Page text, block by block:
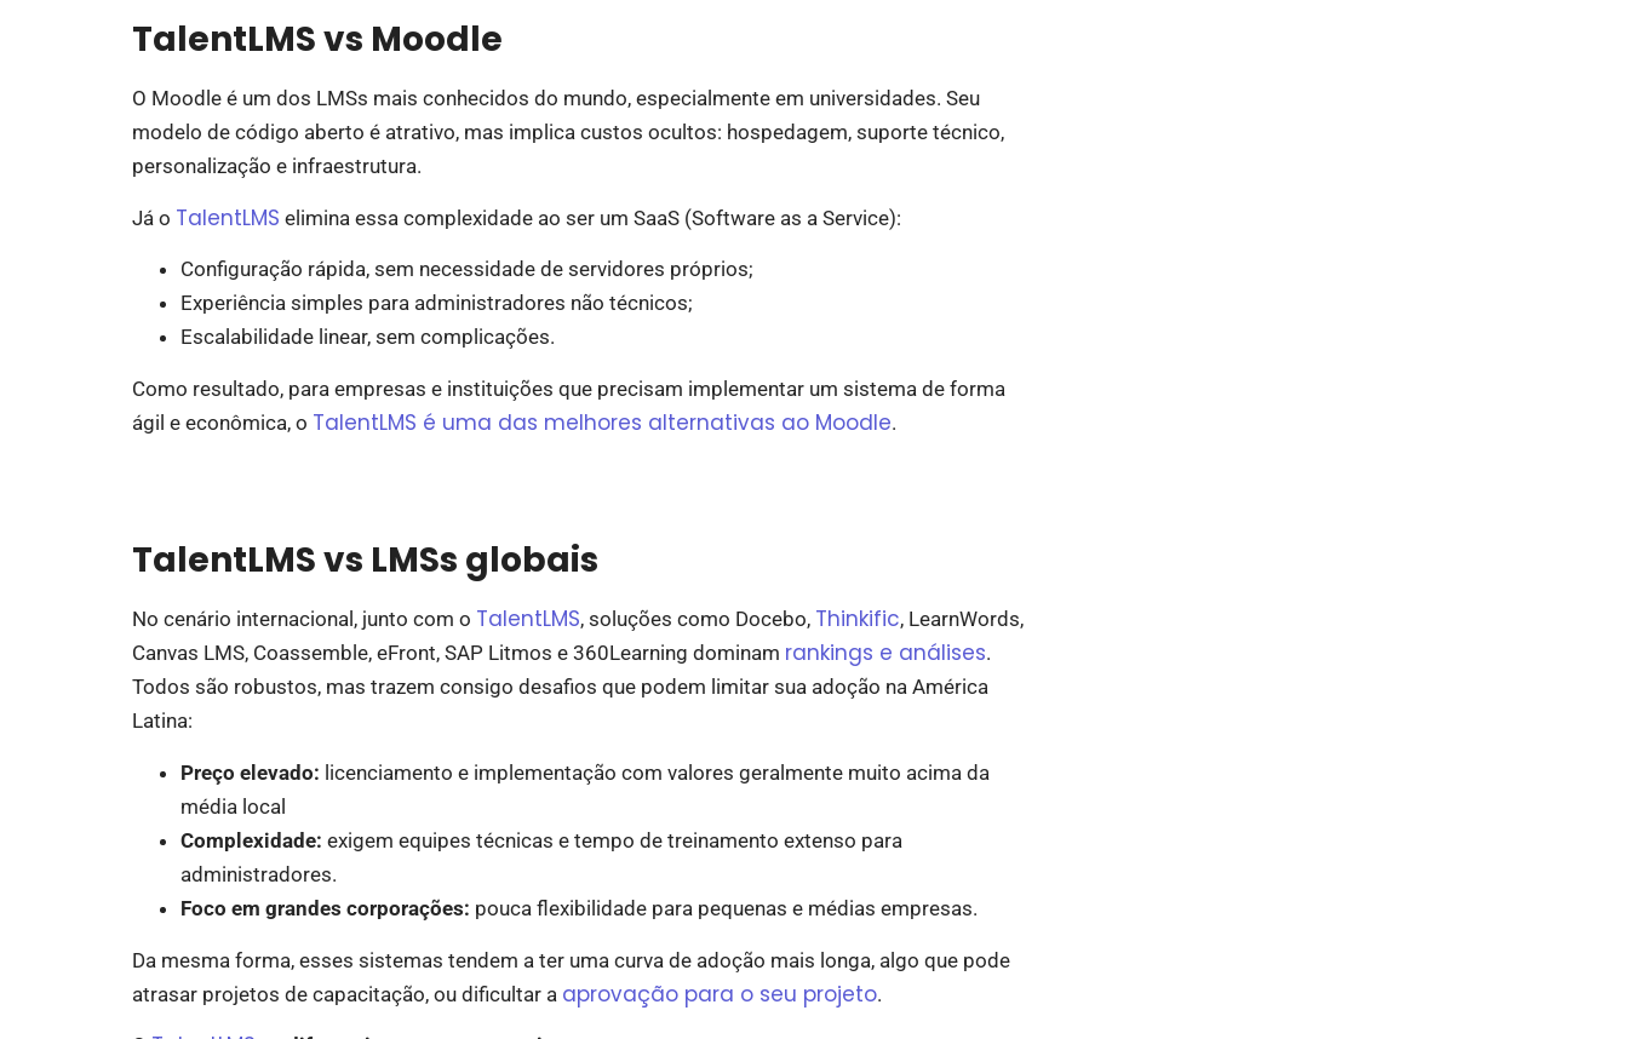
TalentLMS vs Moodle
O Moodle é um dos LMSs mais conhecidos do mundo, especialmente em universidades. Seu
modelo de código aberto é atrativo, mas implica custos ocultos: hospedagem, suporte técnico,
personalização e infraestrutura.
Já o TalentLMS elimina essa complexidade ao ser um SaaS (Software as a Service):
Configuração rápida, sem necessidade de servidores próprios;
Experiência simples para administradores não técnicos;
Escalabilidade linear, sem complicações.
Como resultado, para empresas e instituições que precisam implementar um sistema de forma
ágil e econômica, o TalentLMS é uma das melhores alternativas ao Moodle.
TalentLMS vs LMSs globais
No cenário internacional, junto com o TalentLMS, soluções como Docebo, Thinkific, LearnWords,
Canvas LMS, Coassemble, eFront, SAP Litmos e 360Learning dominam rankings e análises.
Todos são robustos, mas trazem consigo desafios que podem limitar sua adoção na América
Latina:
Preço elevado: licenciamento e implementação com valores geralmente muito acima da
média local
Complexidade: exigem equipes técnicas e tempo de treinamento extenso para
administradores.
Foco em grandes corporações: pouca flexibilidade para pequenas e médias empresas.
Da mesma forma, esses sistemas tendem a ter uma curva de adoção mais longa, algo que pode
atrasar projetos de capacitação, ou dificultar a aprovação para o seu projeto.